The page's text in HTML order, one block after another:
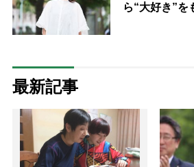
ら“大好き”を
最新記事